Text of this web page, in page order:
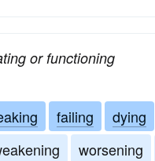
or functioning
failing
dying
worsening